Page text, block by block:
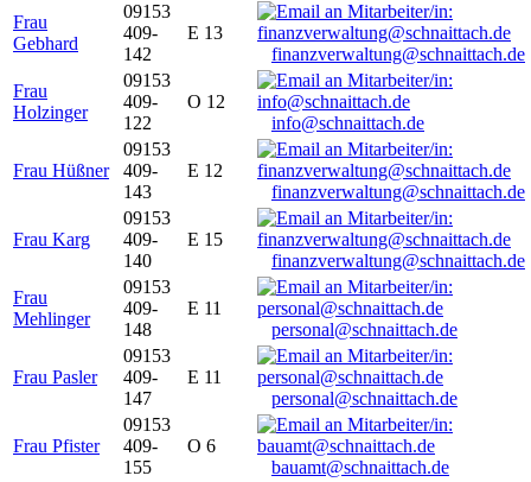
Frau
Gebhard
09153
409-
142
E 13
finanzverwaltung@schnaittach.de
Frau
Holzinger
09153
409-
122
O 12
info@schnaittach.de
Frau Hüßner
09153
409-
143
E 12
finanzverwaltung@schnaittach.de
Frau Karg
09153
409-
140
E 15
finanzverwaltung@schnaittach.de
Frau
Mehlinger
09153
409-
148
E 11
personal@schnaittach.de
Frau Pasler
09153
409-
147
E 11
personal@schnaittach.de
Frau Pfister
09153
409-
155
O 6
bauamt@schnaittach.de